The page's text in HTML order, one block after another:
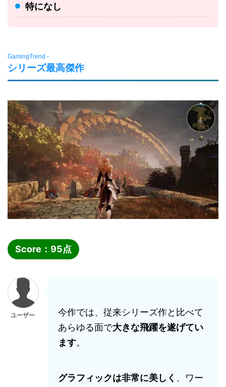
特になし
GamingTrend -
シリーズ最高傑作
Score： 95点
ユーザー
今作では、従来シリーズ作と比べて
あらゆる面で大きな飛躍を遂げてい
ます。
グラフィックは非常に美しく 、ワー